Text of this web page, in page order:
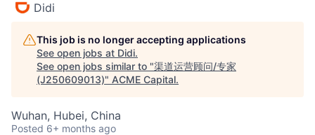
ACME Homepage
Didi
This job is no longer accepting applications
See open jobs at Didi.
See open jobs similar to "渠道运营顾问/专家
(J250609013)" ACME Capital.
Wuhan, Hubei, China
Posted 6+ months ago